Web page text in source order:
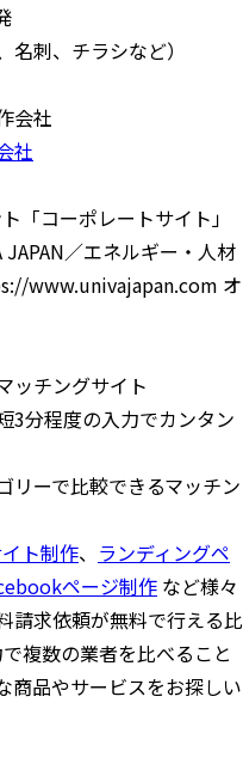
刺、チラシなど）
社
「コーポレートサイト」
／エネルギー・人材
www.univajapan.com オ
ッチングサイト
3分程度の入力でカンタン
リーで比較できるマッチン
ト制作、 ランディングペ
ページ制作 など様々
請求依頼が無料で行える比
複数の業者を比べること
商品やサービスをお探しい